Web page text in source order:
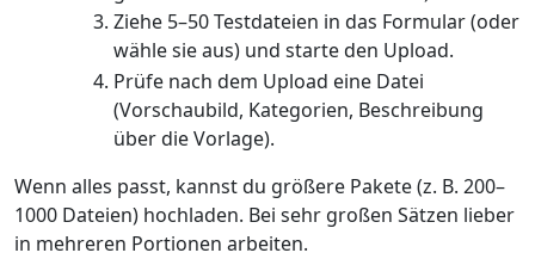
Ziehe 5–50 Testdateien in das Formular (oder
wähle sie aus) und starte den Upload.
Prüfe nach dem Upload eine Datei
(Vorschaubild, Kategorien, Beschreibung
über die Vorlage).
Wenn alles passt, kannst du größere Pakete (z. B. 200–
1000 Dateien) hochladen. Bei sehr großen Sätzen lieber
in mehreren Portionen arbeiten.